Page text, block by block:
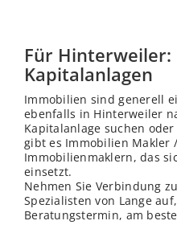
Für
Kapitalanlagen
Immobilien sind generell
ebenfalls in Hinterweiler
Kapitalanlage suchen
gibt es Immobilien Makler
Immobilienmaklern, das
einsetzt.
Nehmen Sie Verbindung
Spezialisten von Lange
Beratungstermin, am